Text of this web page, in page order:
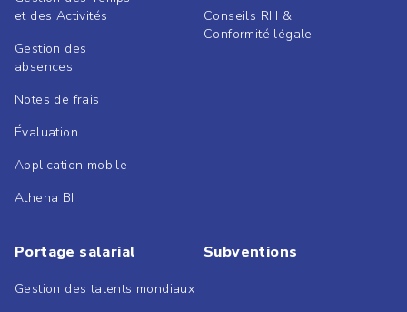
et des Activités
Gestion des
absences
Notes de frais
Évaluation
Application mobile
Athena BI
Conseils RH &
Conformité légale
Portage salarial
Gestion des talents mondiaux
Subventions